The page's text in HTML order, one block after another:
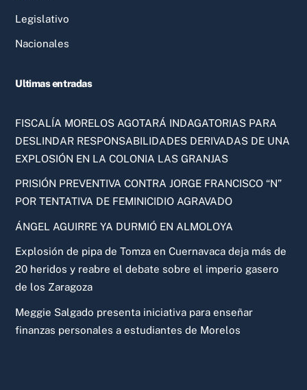
Legislativo
Nacionales
Ultimas entradas
FISCALÍA MORELOS AGOTARÁ INDAGATORIAS PARA
DESLINDAR RESPONSABILIDADES DERIVADAS DE UNA
EXPLOSIÓN EN LA COLONIA LAS GRANJAS
PRISIÓN PREVENTIVA CONTRA JORGE FRANCISCO “N”
POR TENTATIVA DE FEMINICIDIO AGRAVADO
ÁNGEL AGUIRRE YA DURMIÓ EN ALMOLOYA
Explosión de pipa de Tomza en Cuernavaca deja más de
20 heridos y reabre el debate sobre el imperio gasero
de los Zaragoza
Meggie Salgado presenta iniciativa para enseñar
finanzas personales a estudiantes de Morelos